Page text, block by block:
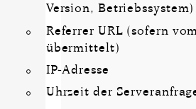
Version, Betriebssystem)
Referrer URL (sofern
übermittelt)
IP-Adresse
Uhrzeit der